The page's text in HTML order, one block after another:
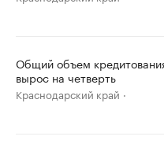
Общий объем
вырос на четверть
Краснодарский край